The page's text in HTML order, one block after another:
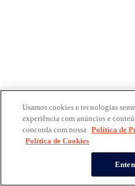
Usamos cookies e tecnologias
experiência com anúncios e
concorda com nossa Política de
Política de Cookies